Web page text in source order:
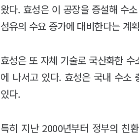
왔다. 효성은 이 공장을 증설해 수
섬유의 수요 증가에 대비한다는 계
효성은 또 자체 기술로 국산화한
에 나서고 있다. 효성은 국내 수소
있다.
특히 지난 2000년부터 정부의 친